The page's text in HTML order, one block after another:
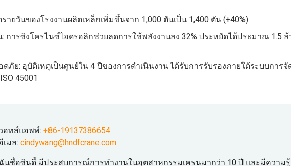
ายวันของโรงงานผลิตเหล็กเพิ่มขึ้นจาก 1,000 ตันเป็น 1,400 ตัน (+40%)
การซิงโครไนซ์ไฮดรอลิกช่วยลดการใช้พลังงานลง 32% ประหยัดได้ประมาณ 1.5
ย: อุบัติเหตุเป็นศูนย์ใน 4 ปีของการดำเนินงาน ได้รับการรับรองภายใต้ระบบการจั
45001
อทส์แอพพ์: +86-19137386654
เมล: cindywang@hndfcrane.com
นชื่อซินดี้ มีประสบการณ์การทำงานในอุตสาหกรรมเครนมากว่า 10 ปี และมีความรู้